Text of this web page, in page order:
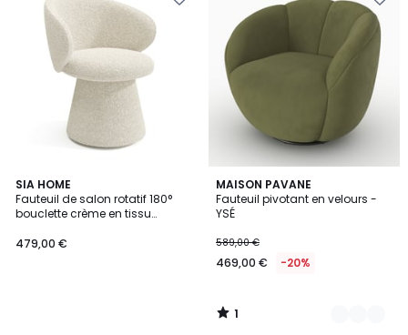
SIA HOME
Fauteuil de salon rotatif 180°
bouclette crème en tissu
479,00 €
MAISON PAVANE
Fauteuil pivotant en velours -
YSÉ
589,00 €
469,00 € -20%
1
/
5
2
Couleurs
1
/